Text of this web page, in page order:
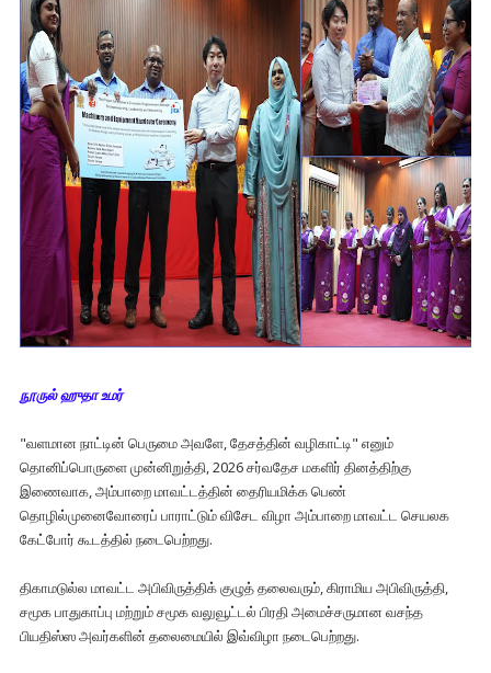
நூருல் ஹுதா உமர்
"வளமான நாட்டின் பெருமை அவளே, தேசத்தின் வழிகாட்டி" எனும்
தொனிப்பொருளை முன்னிறுத்தி, 2026 சர்வதேச மகளிர் தினத்திற்கு
இணைவாக, அம்பாறை மாவட்டத்தின் தைரியமிக்க பெண்
தொழில்முனைவோரைப் பாராட்டும் விசேட விழா அம்பாறை மாவட்ட செயலக
கேட்போர் கூடத்தில் நடைபெற்றது.
திகாமடுல்ல மாவட்ட அபிவிருத்திக் குழுத் தலைவரும், கிராமிய அபிவிருத்தி,
சமூக பாதுகாப்பு மற்றும் சமூக வலுவூட்டல் பிரதி அமைச்சருமான வசந்த
பியதிஸ்ஸ அவர்களின் தலைமையில் இவ்விழா நடைபெற்றது.